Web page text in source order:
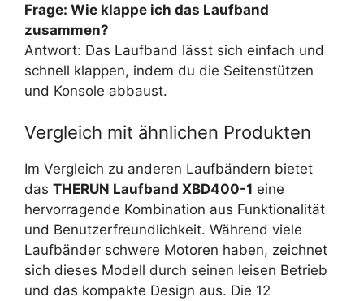
Frage: Wie klappe ich das Laufband
zusammen?
Antwort: Das Laufband lässt sich einfach und
schnell klappen, indem du die Seitenstützen
und Konsole abbaust.
Vergleich mit ähnlichen Produkten
Im Vergleich zu anderen Laufbändern bietet
das THERUN Laufband XBD400-1 eine
hervorragende Kombination aus Funktionalität
und Benutzerfreundlichkeit. Während viele
Laufbänder schwere Motoren haben, zeichnet
sich dieses Modell durch seinen leisen Betrieb
und das kompakte Design aus. Die 12